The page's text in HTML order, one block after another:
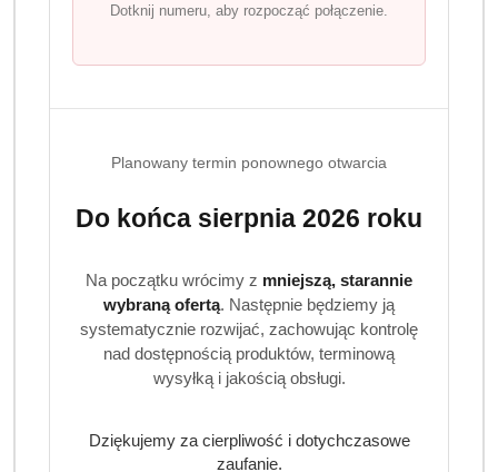
Dotknij numeru, aby rozpocząć połączenie.
Planowany termin ponownego otwarcia
Do końca sierpnia 2026 roku
Na początku wrócimy z mniejszą, starannie
wybraną ofertą. Następnie będziemy ją
systematycznie rozwijać, zachowując kontrolę
nad dostępnością produktów, terminową
wysyłką i jakością obsługi.
Dziękujemy za cierpliwość i dotychczasowe
zaufanie.